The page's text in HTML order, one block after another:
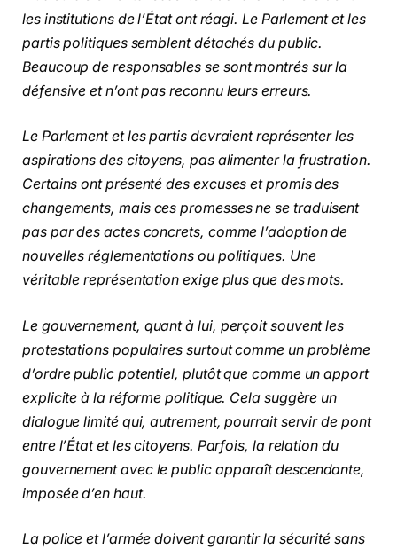
les institutions de l’État ont réagi. Le Parlement et les
partis politiques semblent détachés du public.
Beaucoup de responsables se sont montrés sur la
défensive et n’ont pas reconnu leurs erreurs.
Le Parlement et les partis devraient représenter les
aspirations des citoyens, pas alimenter la frustration.
Certains ont présenté des excuses et promis des
changements, mais ces promesses ne se traduisent
pas par des actes concrets, comme l’adoption de
nouvelles réglementations ou politiques. Une
véritable représentation exige plus que des mots.
Le gouvernement, quant à lui, perçoit souvent les
protestations populaires surtout comme un problème
d’ordre public potentiel, plutôt que comme un apport
explicite à la réforme politique. Cela suggère un
dialogue limité qui, autrement, pourrait servir de pont
entre l’État et les citoyens. Parfois, la relation du
gouvernement avec le public apparaît descendante,
imposée d’en haut.
La police et l’armée doivent garantir la sécurité sans